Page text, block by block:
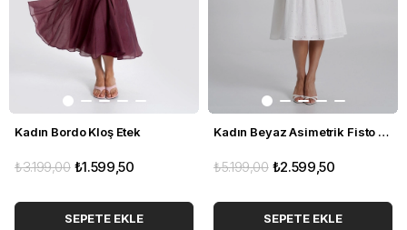
Kadın Bordo Kloş Etek
₺1.599,50
₺3.199,00
SEPETE EKLE
Kadın Beyaz Asimetrik Fisto Detaylı Maxi Elbise
₺2.599,50
₺5.199,00
SEPETE EKLE